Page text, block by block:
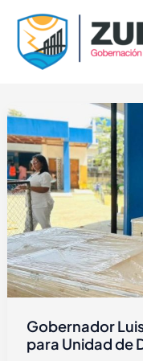
contenido
contenido
Gobernador
para Unidad de